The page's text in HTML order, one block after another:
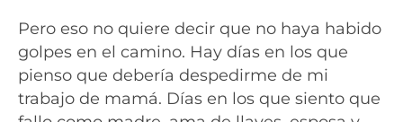
Pero eso no quiere decir que no haya habido
golpes en el camino. Hay días en los que
pienso que debería despedirme de mi
trabajo de mamá. Días en los que siento que